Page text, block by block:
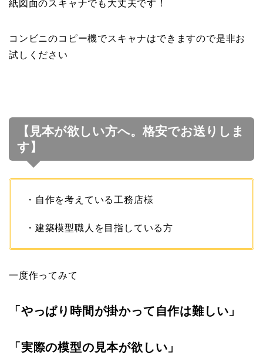
紙図面のスキャナでも大丈夫です！
コンビニのコピー機でスキャナはできますので是非お
試しください
【見本が欲しい方へ。格安でお送りしま
す】
・自作を考えている工務店様
・建築模型職人を目指している方
一度作ってみて
「やっぱり時間が掛かって自作は難しい」
「実際の模型の見本が欲しい」